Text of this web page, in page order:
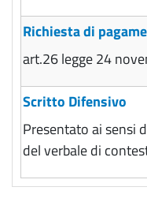
Richiesta di
art.26 legge 24
Scritto Difensivo
Presentato ai sensi
del verbale di